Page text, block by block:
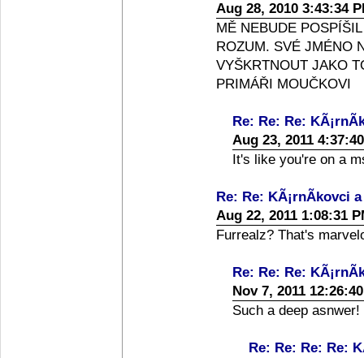
Aug 28, 2010 3:43:34
MĚ NEBUDE
ROZUM. SVÉ JMÉNO
VYŠKRTNOUT JAKO
PRIMÁŘI MOUČKOVI
Re: Re: Re:
Aug 23, 2011
It's like you're on a
Re: Re: KÃ¡rnÃ­kovci
Aug 22, 2011 1:08:31
Furrealz? That's
Re: Re: Re:
Nov 7, 2011
Such a deep asnwer!
Re: Re: Re: Re: